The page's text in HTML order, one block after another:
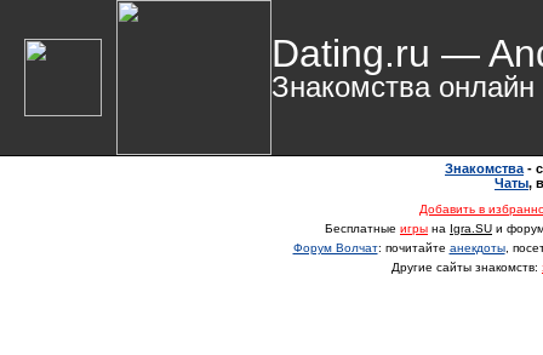
Dating.ru —
Знакомства онлайн
Знакомства -
Чаты,
Добавить в
Бесплатные игры на Igra.SU и
Форум Волчат: почитайте анекдоты,
Другие сайты знакомств: